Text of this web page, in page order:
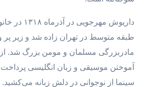
داریوش مهرجویی در
طبقه متوسط در تهران زاده شد و زیر پر
مادربزرگی مسلمان و مومن بزرگ شد.
آموختن موسیقی و زبان انگلیسی
سینما از نوجوانی در دلش زبانه می‌کشید.